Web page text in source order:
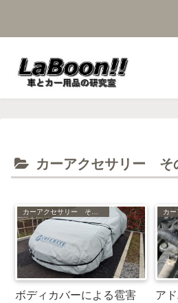
カーアクセサリー そ
ボディカバーによる雹害
ア